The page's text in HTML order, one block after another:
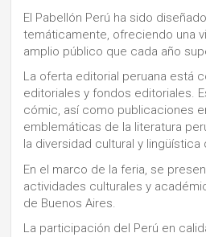
El Pabellón Perú ha sido
temáticamente, ofreciendo una
amplio público que cada año
La oferta editorial peruana está
editoriales y fondos editoriales.
cómic, así como publicaciones
emblemáticas de la literatura
la diversidad cultural y lingüística
En el marco de la feria, se
actividades culturales y
de Buenos Aires.
La participación del Perú en